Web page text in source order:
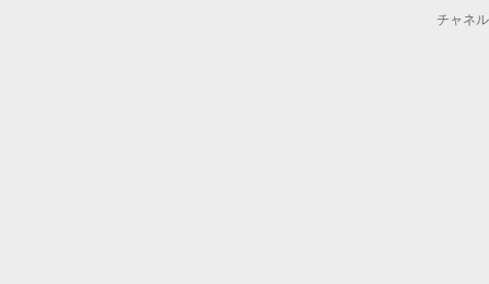
チャネ